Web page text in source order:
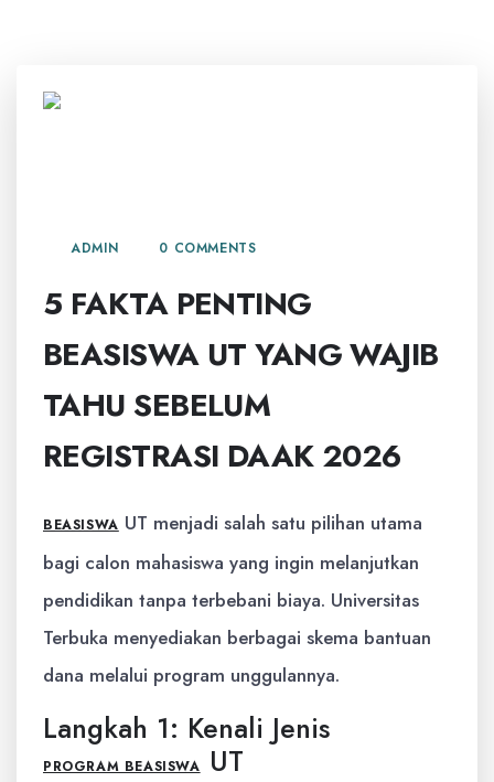
ADMIN 0 COMMENTS
5 FAKTA PENTING
BEASISWA UT YANG WAJIB
TAHU SEBELUM
REGISTRASI DAAK 2026
BEASISWA UT menjadi salah satu pilihan utama
bagi calon mahasiswa yang ingin melanjutkan
pendidikan tanpa terbebani biaya. Universitas
Terbuka menyediakan berbagai skema bantuan
dana melalui program unggulannya.
Langkah 1: Kenali Jenis
PROGRAM BEASISWA UT